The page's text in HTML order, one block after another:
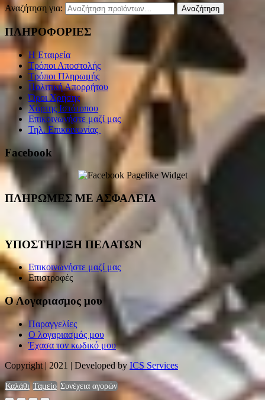
Αναζήτηση για: Αναζήτηση
ΠΛΗΡΟΦΟΡΙΕΣ
Η Εταιρεία
Τρόποι Αποστολής
Τρόποι Πληρωμής
Πολιτική Απορρήτου
Όροι Χρήσης
Χάρτης Ιστότοπου
Επικοινωνήστε μαζί μας
Τηλ. Επικοινωνίας
Facebook
ΠΛΗΡΩΜΕΣ ΜΕ ΑΣΦΑΛΕΙΑ
ΥΠΟΣΤΗΡΙΞΗ ΠΕΛΑΤΩΝ
Επικοινωνήστε μαζί μας
Επιστροφές
Ο Λογαριασμος μου
Παραγγελίες
Ο λογαριασμός μου
Έχασα τον κωδικό μου
Copyright | 2021 | Developed by ICS Services
Καλάθι Ταμείο Συνέχεια αγορών